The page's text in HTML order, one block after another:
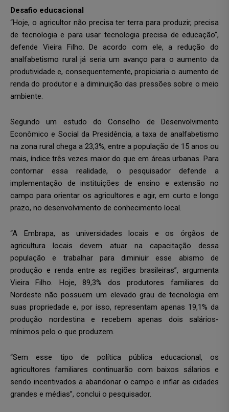
Desafio educacional
“Hoje, o agricultor não precisa ter terra para produzir, precisa
de tecnologia e para usar tecnologia precisa de educação”,
defende Vieira Filho. De acordo com ele, a redução do
analfabetismo rural já seria um avanço para o aumento da
produtividade e, consequentemente, propiciaria o aumento de
renda do produtor e a diminuição das pressões sobre o meio
ambiente.
Segundo um estudo do Conselho de Desenvolvimento
Econômico e Social da Presidência, a taxa de analfabetismo
na zona rural chega a 23,3%, entre a população de 15 anos ou
mais, índice três vezes maior do que em áreas urbanas. Para
contornar essa realidade, o pesquisador defende a
implementação de instituições de ensino e extensão no
campo para orientar os agricultores e agir, em curto e longo
prazo, no desenvolvimento de conhecimento local.
“A Embrapa, as universidades locais e os órgãos de
agricultura locais devem atuar na capacitação dessa
população e trabalhar para diminiuir esse abismo de
produção e renda entre as regiões brasileiras”, argumenta
Vieira Filho. Hoje, 89,3% dos produtores familiares do
Nordeste não possuem um elevado grau de tecnologia em
suas propriedade e, por isso, representam apenas 19,1% da
produção nordestina e recebem apenas dois salários-
mínimos pelo o que produzem.
“Sem esse tipo de política pública educacional, os
agricultores familiares continuarão com baixos sálarios e
sendo incentivados a abandonar o campo e inflar as cidades
grandes e médias”, conclui o pesquisador.